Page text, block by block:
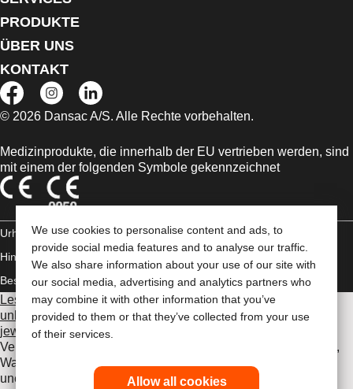
We use cookies to personalise content and ads, to
provide social media features and to analyse our traffic.
We also share information about your use of our site with
our social media, advertising and analytics partners who
may combine it with other information that you’ve
provided to them or that they’ve collected from your use
of their services.
Allow all cookies
PRODUKTE
ÜBER UNS
KONTAKT
© 2026 Dansac A/S. Alle Rechte vorbehalten.
Medizinprodukte, die innerhalb der EU vertrieben werden, sind
mit einem der folgenden Symbole gekennzeichnet
Urheberrechts-
Hinweis/Nutzungsbedingungen
Datenschutz-
Bestimmungen Umgang mit Cookies
Lesen Sie vor der Verwendung der angeführten Produkte
unbedingt die gesamte Gebrauchsanweisung, die dem
jeweiligen Produkt beiliegt
Verwendungszweck, eine Beschreibung, Kontraindikationen,
Warnhinweise, Vorsichtsmaßnahmen, Angaben zu
unerwünschten Ereignissen und die Gebrauchsanweisung.